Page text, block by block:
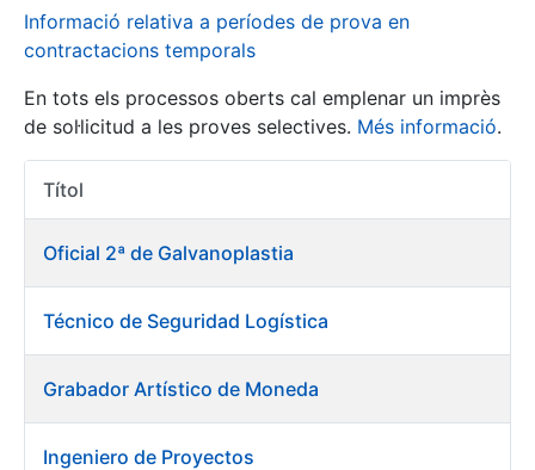
Mostra/Amaga
Informació relativa a períodes de prova en
contractacions temporals
En tots els processos oberts cal emplenar un imprès
de sol·licitud a les proves selectives. Més informació.
Títol
Accions
Oficial 2ª de Galvanoplastia
Técnico de Seguridad Logística
Grabador Artístico de Moneda
Ingeniero de Proyectos